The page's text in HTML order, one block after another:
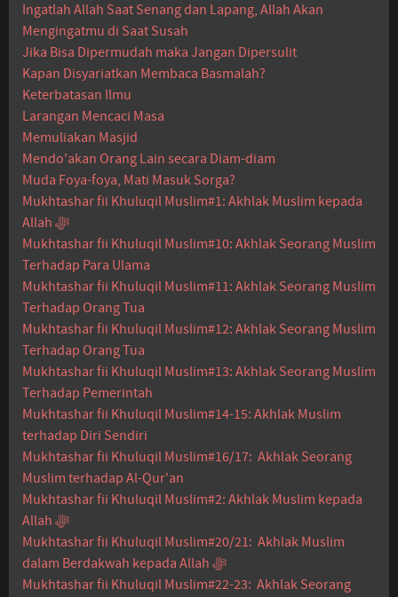
Ingatlah Allah Saat Senang dan Lapang, Allah Akan
Mengingatmu di Saat Susah
Jika Bisa Dipermudah maka Jangan Dipersulit
Kapan Disyariatkan Membaca Basmalah?
Keterbatasan Ilmu
Larangan Mencaci Masa
Memuliakan Masjid
Mendo'akan Orang Lain secara Diam-diam
Muda Foya-foya, Mati Masuk Sorga?
Mukhtashar fii Khuluqil Muslim#1: Akhlak Muslim kepada
Allah ﷻ
Mukhtashar fii Khuluqil Muslim#10: Akhlak Seorang Muslim
Terhadap Para Ulama
Mukhtashar fii Khuluqil Muslim#11: Akhlak Seorang Muslim
Terhadap Orang Tua
Mukhtashar fii Khuluqil Muslim#12: Akhlak Seorang Muslim
Terhadap Orang Tua
Mukhtashar fii Khuluqil Muslim#13: Akhlak Seorang Muslim
Terhadap Pemerintah
Mukhtashar fii Khuluqil Muslim#14-15: Akhlak Muslim
terhadap Diri Sendiri
Mukhtashar fii Khuluqil Muslim#16/17: Akhlak Seorang
Muslim terhadap Al-Qur'an
Mukhtashar fii Khuluqil Muslim#2: Akhlak Muslim kepada
Allah ﷻ
Mukhtashar fii Khuluqil Muslim#20/21: Akhlak Muslim
dalam Berdakwah kepada Allah ﷻ
Mukhtashar fii Khuluqil Muslim#22-23: Akhlak Seorang